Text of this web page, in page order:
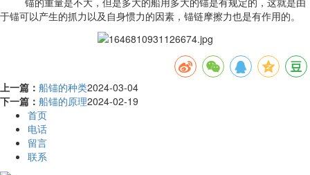
于锚可以产生的抓力以及自身惯力的因素，锚链摩擦力也是有作用的。
上一篇： 船锚的种类2024-03-04
下一篇： 船锚的原理2024-02-19
首页
电话
留言
联系